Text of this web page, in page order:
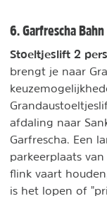
6. Garfrescha Bahn
Stoeltjeslift 2
brengt je naar
afdaling naar
Garfrescha. Een
parkeerplaats
flink vaart
is het lopen of